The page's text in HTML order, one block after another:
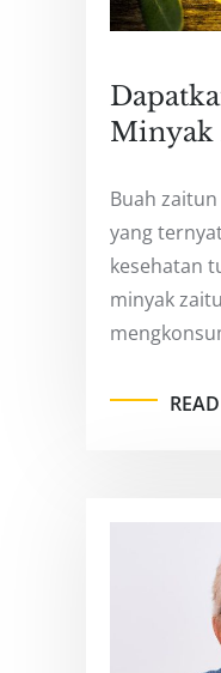
Minyak
Buah
yang
kesehatan
minyak